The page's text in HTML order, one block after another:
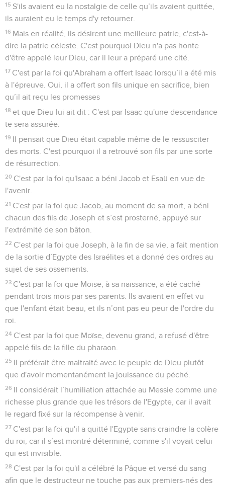
15 S'ils avaient eu la nostalgie de celle qu’ils avaient quittée,
ils auraient eu le temps d'y retourner.
16 Mais en réalité, ils désirent une meilleure patrie, c'est-à-
dire la patrie céleste. C'est pourquoi Dieu n'a pas honte
d'être appelé leur Dieu, car il leur a préparé une cité.
17 C'est par la foi qu'Abraham a offert Isaac lorsqu’il a été mis
à l'épreuve. Oui, il a offert son fils unique en sacrifice, bien
qu’il ait reçu les promesses
18 et que Dieu lui ait dit : C'est par Isaac qu'une descendance
te sera assurée.
19 Il pensait que Dieu était capable même de le ressusciter
des morts. C'est pourquoi il a retrouvé son fils par une sorte
de résurrection.
20 C'est par la foi qu'Isaac a béni Jacob et Esaü en vue de
l'avenir.
21 C'est par la foi que Jacob, au moment de sa mort, a béni
chacun des fils de Joseph et s’est prosterné, appuyé sur
l'extrémité de son bâton.
22 C'est par la foi que Joseph, à la fin de sa vie, a fait mention
de la sortie d’Egypte des Israélites et a donné des ordres au
sujet de ses ossements.
23 C'est par la foi que Moïse, à sa naissance, a été caché
pendant trois mois par ses parents. Ils avaient en effet vu
que l'enfant était beau, et ils n’ont pas eu peur de l'ordre du
roi.
24 C'est par la foi que Moïse, devenu grand, a refusé d'être
appelé fils de la fille du pharaon.
25 Il préférait être maltraité avec le peuple de Dieu plutôt
que d'avoir momentanément la jouissance du péché.
26 Il considérait l’humiliation attachée au Messie comme une
richesse plus grande que les trésors de l'Egypte, car il avait
le regard fixé sur la récompense à venir.
27 C'est par la foi qu'il a quitté l'Egypte sans craindre la colère
du roi, car il s’est montré déterminé, comme s'il voyait celui
qui est invisible.
28 C'est par la foi qu'il a célébré la Pâque et versé du sang
afin que le destructeur ne touche pas aux premiers-nés des